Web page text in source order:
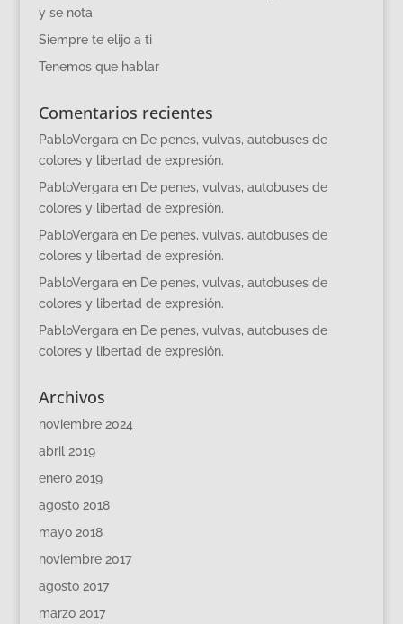
y se nota
Siempre te elijo a ti
Tenemos que hablar
Comentarios recientes
PabloVergara en De penes, vulvas, autobuses de
colores y libertad de expresión.
PabloVergara en De penes, vulvas, autobuses de
colores y libertad de expresión.
PabloVergara en De penes, vulvas, autobuses de
colores y libertad de expresión.
PabloVergara en De penes, vulvas, autobuses de
colores y libertad de expresión.
PabloVergara en De penes, vulvas, autobuses de
colores y libertad de expresión.
Archivos
noviembre 2024
abril 2019
enero 2019
agosto 2018
mayo 2018
noviembre 2017
agosto 2017
marzo 2017